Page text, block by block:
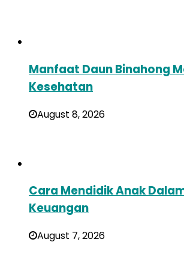
Manfaat Daun Binahong
Kesehatan
August 8, 2026
Cara Mendidik Anak
Keuangan
August 7, 2026